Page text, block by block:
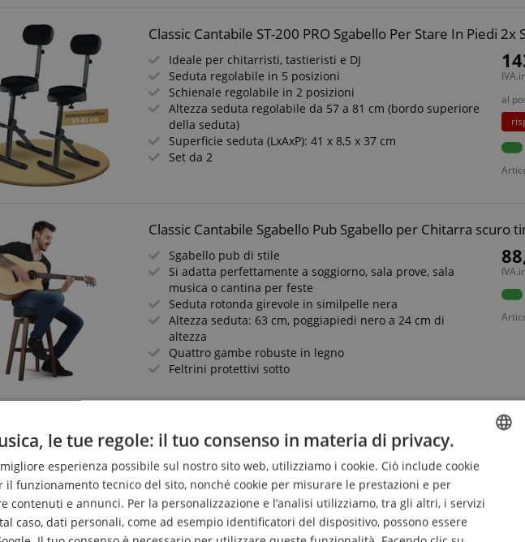
Classic Cantabile ST-200 PRO Sgabello Per Stare In Piedi 2x
Ideale per chitarristi, tastieristi e DJ
Seduta regolabile in 5 posizioni
Schienale regolabile in 2 posizioni
Altezza seduta regolabile da 57 a 81 cm (bordo superiore
della seduta)
Superficie seduta (LxAxP): 41 x 8,5 x 37 cm
Set da 2
al
Classic Cantabile Sgabello Pub Sgabello per Chitarra scuro
Sgabello pub di stile
Si adatta perfettamente a soggiorno, sala prove, sala
musica o cantina per feste
Seduta rotonda girevole in similpelle nera
Altezza seduta: 63 cm, poggiapiedi nero a 24 cm di
altezza
Quattro gambe robuste in legno
Feltrini protettivi sotto
Sedile ergonomico rivestito in similpelle (380 x 350 mm)
Superficie di seduta regolabile in altezza e inclinazione
Incluso poggiapiedi regolabile in altezza
Protezione livellante per parquet per stabilizzare lo
sgabello su superfici irregolari
Altezza: da 650 a 930 mm
ENGLISH
DUTCH
le tue regole: il tuo consenso in materia di privacy.
esperienza possibile sul nostro sito web, utilizziamo i cookie. Ciò include cookie
il funzionamento tecnico del sito, nonché cookie per misurare le prestazioni e per
contenuti e annunci. Per la personalizzazione e l’analisi utilizziamo, tra gli altri, i servizi
caso, dati personali, come ad esempio identificatori del dispositivo, possono essere